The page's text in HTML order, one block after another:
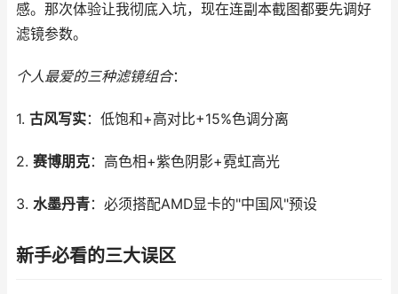
感。那次体验让我彻底入坑，现在连副本截图都要先调好
滤镜参数。
个人最爱的三种滤镜组合：
1. 古风写实：低饱和+高对比+15%色调分离
2. 赛博朋克：高色相+紫色阴影+霓虹高光
3. 水墨丹青：必须搭配AMD显卡的"中国风"预设
新手必看的三大误区